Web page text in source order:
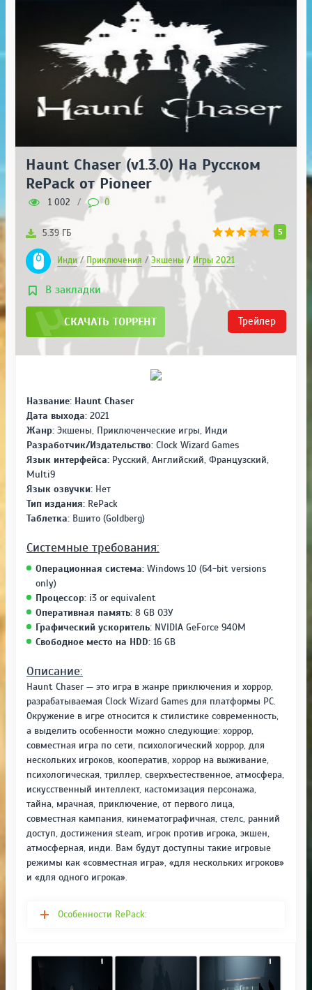
Haunt Chaser (v1.3.0) На Русском
RePack от Pioneer
1 002 / 0
5
5.39 ГБ
Инди/Приключения / Экшены / Игры 2021
В закладки
СКАЧАТЬ ТОРРЕНТ Трейлер
Название: Haunt Chaser
Дата выхода: 2021
Жанр: Экшены, Приключенческие игры, Инди
Разработчик/Издательство: Clock Wizard Games
Язык интерфейса: Русский, Английский, Французский,
Multi9
Язык озвучки: Нет
Тип издания: RePack
Таблетка: Вшито (Goldberg)
Системные требования:
Операционная система: Windows 10 (64-bit versions
only)
Процессор: i3 or equivalent
Оперативная память: 8 GB ОЗУ
Графический ускоритель: NVIDIA GeForce 940M
Свободное место на HDD: 16 GB
Описание:
Haunt Chaser — это игра в жанре приключения и хоррор,
разрабатываемая Clock Wizard Games для платформы PC.
Окружение в игре относится к стилистике современность,
а выделить особенности можно следующие: хоррор,
совместная игра по сети, психологический хоррор, для
нескольких игроков, кооператив, хоррор на выживание,
психологическая, триллер, сверхъестественное, атмосфера,
искусственный интеллект, кастомизация персонажа,
тайна, мрачная, приключение, от первого лица,
совместная кампания, кинематографичная, стелс, ранний
доступ, достижения steam, игрок против игрока, экшен,
атмосферная, инди. Вам будут доступны такие игровые
режимы как «совместная игра», «для нескольких игроков»
и «для одного игрока».
Особенности RePack: